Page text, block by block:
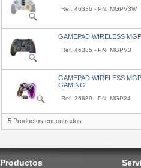
Ref. 46336 - PN: MGPV3W
GAMEPAD WIRELESS
Ref. 46335 - PN: MGPV3
GAMEPAD WIRELESS
GAMING
Ref. 36689 - PN: MGP24
5 Productos encontrados
Productos